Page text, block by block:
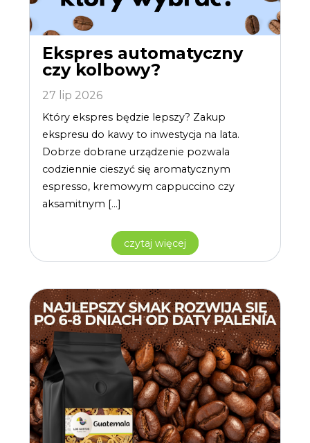
Ekspres automatyczny
czy kolbowy?
27 lip 2026
Który ekspres będzie lepszy? Zakup
ekspresu do kawy to inwestycja na lata.
Dobrze dobrane urządzenie pozwala
codziennie cieszyć się aromatycznym
espresso, kremowym cappuccino czy
aksamitnym […]
czytaj więcej